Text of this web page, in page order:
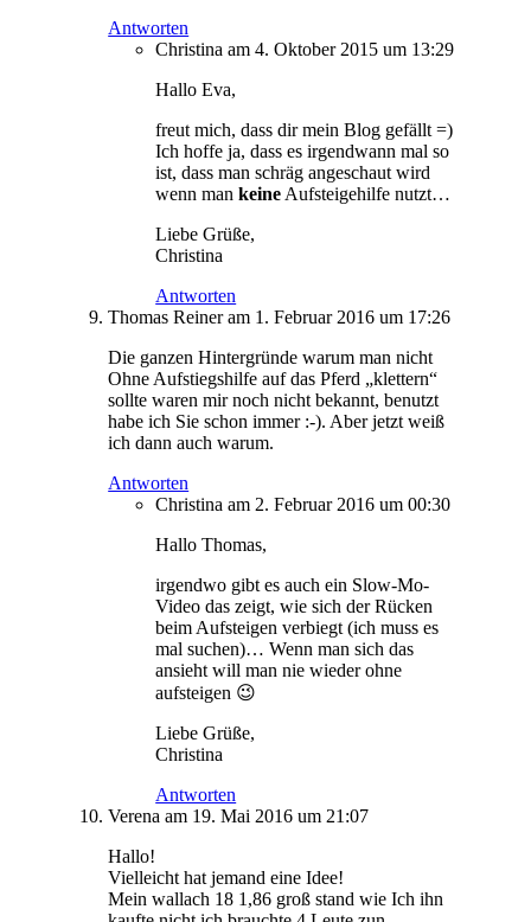
Antworten
Christina am 4. Oktober 2015 um 13:29
Hallo Eva,
freut mich, dass dir mein Blog gefällt =)
Ich hoffe ja, dass es irgendwann mal so
ist, dass man schräg angeschaut wird
wenn mankeine Aufsteigehilfe nutzt…
Liebe Grüße,
Christina
Antworten
Thomas Reiner am 1. Februar 2016 um 17:26
Die ganzen Hintergründe warum man nicht
Ohne Aufstiegshilfe auf das Pferd „klettern“
sollte waren mir noch nicht bekannt, benutzt
habe ich Sie schon immer :-). Aber jetzt weiß
ich dann auch warum.
Antworten
Christina am 2. Februar 2016 um 00:30
Hallo Thomas,
irgendwo gibt es auch ein Slow-Mo-
Video das zeigt, wie sich der Rücken
beim Aufsteigen verbiegt (ich muss es
mal suchen)… Wenn man sich das
ansieht will man nie wieder ohne
aufsteigen 😉
Liebe Grüße,
Christina
Antworten
Verena am 19. Mai 2016 um 21:07
Hallo!
Vielleicht hat jemand eine Idee!
Mein wallach 18 1,86 groß stand wie Ich ihn